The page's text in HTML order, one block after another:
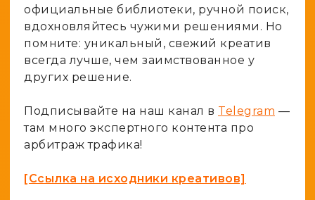
официальные библиотеки, ручной поиск,
вдохновляйтесь чужими решениями. Но
помните: уникальный, свежий креатив
всегда лучше, чем заимствованное у
других решение.
Подписывайте на наш канал в Telegram —
там много экспертного контента про
арбитраж трафика!
[Ссылка на исходники креативов]